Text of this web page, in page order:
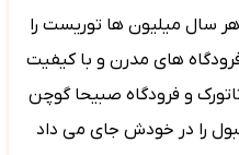
سال میلیون ها توریست را
های مدرن و با کیفیت
آتاتورک و فرودگاه صبیحا گوچن
را در خودش جای می داد